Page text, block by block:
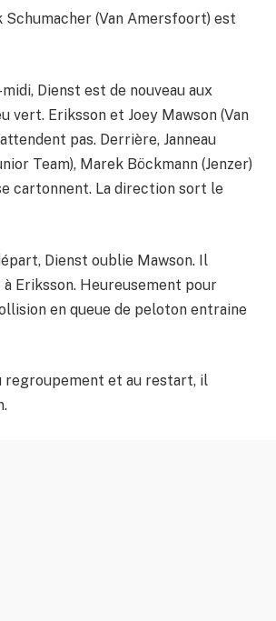
Schumacher (Van Amersfoort) est
Dienst est de nouveau aux
vert. Eriksson et Joey Mawson (Van
pas. Derrière, Janneau
Team), Marek Böckmann (Jenzer)
cartonnent. La direction sort le
Dienst oublie Mawson. Il
à Eriksson. Heureusement pour
en queue de peloton entraine
regroupement et au restart, il